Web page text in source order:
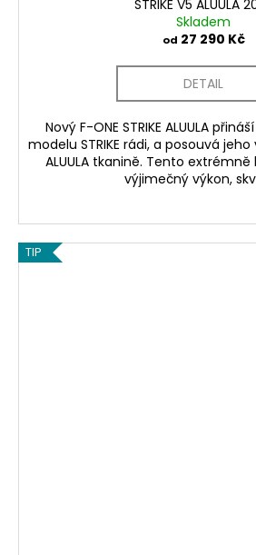
STRIKE V5 ALUULA
Skladem
od 27 290 Kč
DETAIL
Nový F-ONE STRIKE ALUULA
modelu STRIKE rádi, a posouvá
ALUULA tkanině. Tento
výjimečný výkon,
TIP